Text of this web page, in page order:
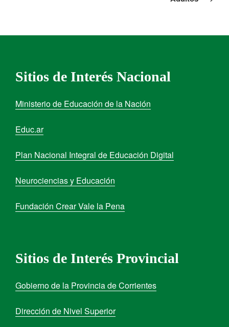
Sitios de Interés Nacional
Ministerio de Educación de la Nación
Educ.ar
Plan Nacional Integral de Educación Digital
Neurociencias y Educación
Fundación Crear Vale la Pena
Sitios de Interés Provincial
Gobierno de la Provincia de Corrientes
Dirección de Nivel Superior